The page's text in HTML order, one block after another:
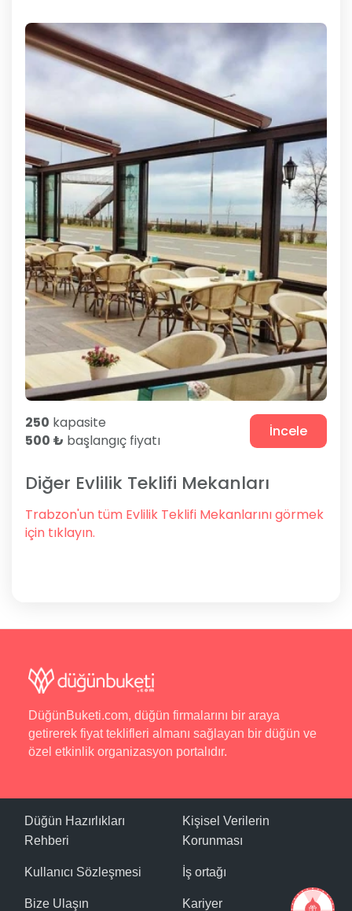
250 kapasite
500 ₺ başlangıç fiyatı İncele
Diğer Evlilik Teklifi Mekanları
Trabzon'un tüm Evlilik Teklifi Mekanlarını görmek
için tıklayın.
DüğünBuketi.com, düğün firmalarını bir araya
getirerek fiyat teklifleri almanı sağlayan bir düğün ve
özel etkinlik organizasyon portalıdır.
Düğün Hazırlıkları
Rehberi
Kullanıcı Sözleşmesi
Bize Ulaşın
Kişisel Verilerin
Korunması
İş ortağı
Kariyer